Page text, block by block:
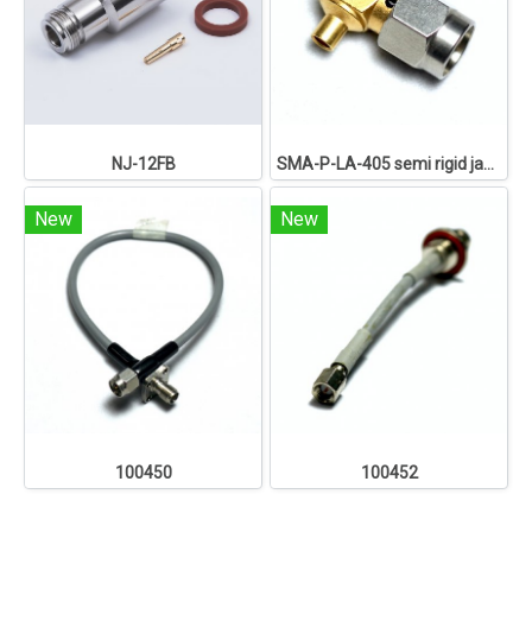
NJ-12FB SMA-P-LA-405 semi rigid japan
New
100450
New
100452